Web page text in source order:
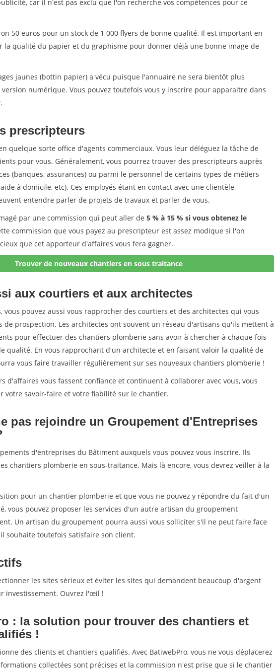
car il n'est pas exclu que l'on recherche vos compétences pour ce
50 euros pour un stock de 1 000 flyers de bonne qualité. Il est important en
la qualité du papier et du graphisme pour donner déjà une bonne image de
jaunes (bottin papier) a vécu puisque l'annuaire ne sera bientôt plus
version numérique. Vous pouvez toutefois vous y inscrire pour apparaitre dans
prescripteurs
quelque sorte office d'agents commerciaux. Vous leur déléguez la tâche de
pour vous. Généralement, vous pourrez trouver des prescripteurs auprès
(banques, assurances) ou parmi le personnel de certains types de métiers
à domicile, etc). Ces employés étant en contact avec une clientèle
entendre parler de projets de travaux et parler de vous.
par une commission qui peut aller de 5 % à 15 % si vous obtenez le
commission que vous payez au prescripteur est assez modique si l'on
que cet apporteur d'affaires vous fera gagner.
Trouver de nouveaux chantiers en sous traitance
aux courtiers et aux architectes
vous pouvez aussi vous rapprocher des courtiers et des architectes qui vous
de prospection. Les architectes ont souvent un réseau d'artisans qu'ils mettent à
pour effectuer des chantiers plomberie sans avoir à chercher à chaque fois
qualité. En vous rapprochant d'un architecte et en faisant valoir la qualité de
vous faire travailler régulièrement sur ses nouveaux chantiers plomberie !
d'affaires vous fassent confiance et continuent à collaborer avec vous, vous
votre savoir-faire et votre fiabilité sur le chantier.
pas rejoindre un Groupement d'Entreprises
d'entreprises du Bâtiment auxquels vous pouvez vous inscrire. Ils
chantiers plomberie en sous-traitance. Mais là encore, vous devrez veiller à la
pour un chantier plomberie et que vous ne pouvez y répondre du fait d'un
vous pouvez proposer les services d'un autre artisan du groupement
Un artisan du groupement pourra aussi vous solliciter s'il ne peut faire face
souhaite toutefois satisfaire son client.
les sites sérieux et éviter les sites qui demandent beaucoup d'argent
investissement. Ouvrez l'œil !
: la solution pour trouver des chantiers et
!
des clients et chantiers qualifiés. Avec BatiwebPro, vous ne vous déplacerez
collectées sont précises et la commission n'est prise que si le chantier